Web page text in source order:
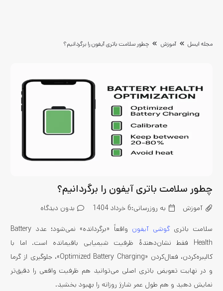
مجله ایسل آموزش چطور سلامت باتری آیفون را برگردانیم؟
چطور سلامت باتری آیفون را برگردانیم؟
آموزش به روزرسانی:6 خرداد 1404 بدون دیدگاه
سلامت باتریگوشی آیفون
واقعاً «برگردانده» نمی‌شود؛ عدد Battery
Health فقط نشان‌دهندهٔ ظرفیت شیمیایی باقیمانده است. اما با
کالیبره‌کردن، فعال‌کردن «Optimized Battery Charging»، جلوگیری از گرما
و در نهایت تعویض باتری اصلی می‌توانید هم ظرفیت واقعی را دقیق‌تر
نمایش دهید و هم طول عمر شارژ روزانه را بهبود بخشید.